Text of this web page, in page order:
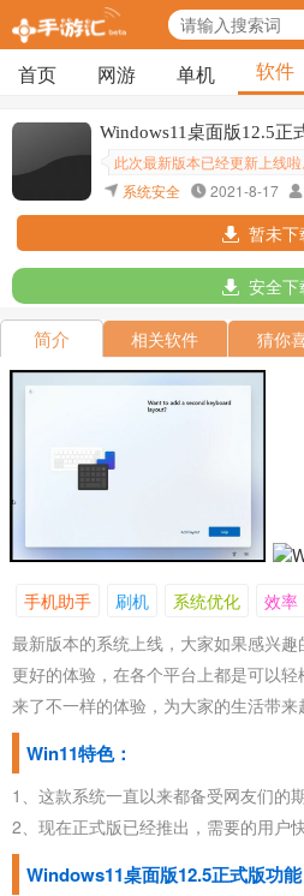
首页 网游 单机 软件
Windows11桌面版12.5正
此次最新版本已经更新上线啦
系统安全
2021-8-17
暂未下
安全下
简介 相关软件 猜你
手机助手 刷机 系统优化
效率
最新版本的系统上线，大家如果感兴
更好的体验，在各个平台上都是可以
来了不一样的体验，为大家的生活带来
Win11特色：
1、这款系统一直以来都备受网友们的
2、现在正式版已经推出，需要的用户
Windows11桌面版12.5正式版功能